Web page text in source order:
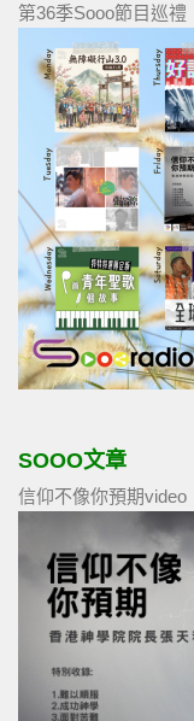
第36季Sooo節目巡禮
SOOO文章
信仰不像你預期video